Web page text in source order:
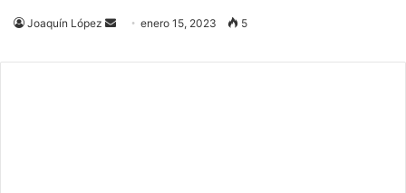
Joaquín López
Send
email
enero 15, 2023 5